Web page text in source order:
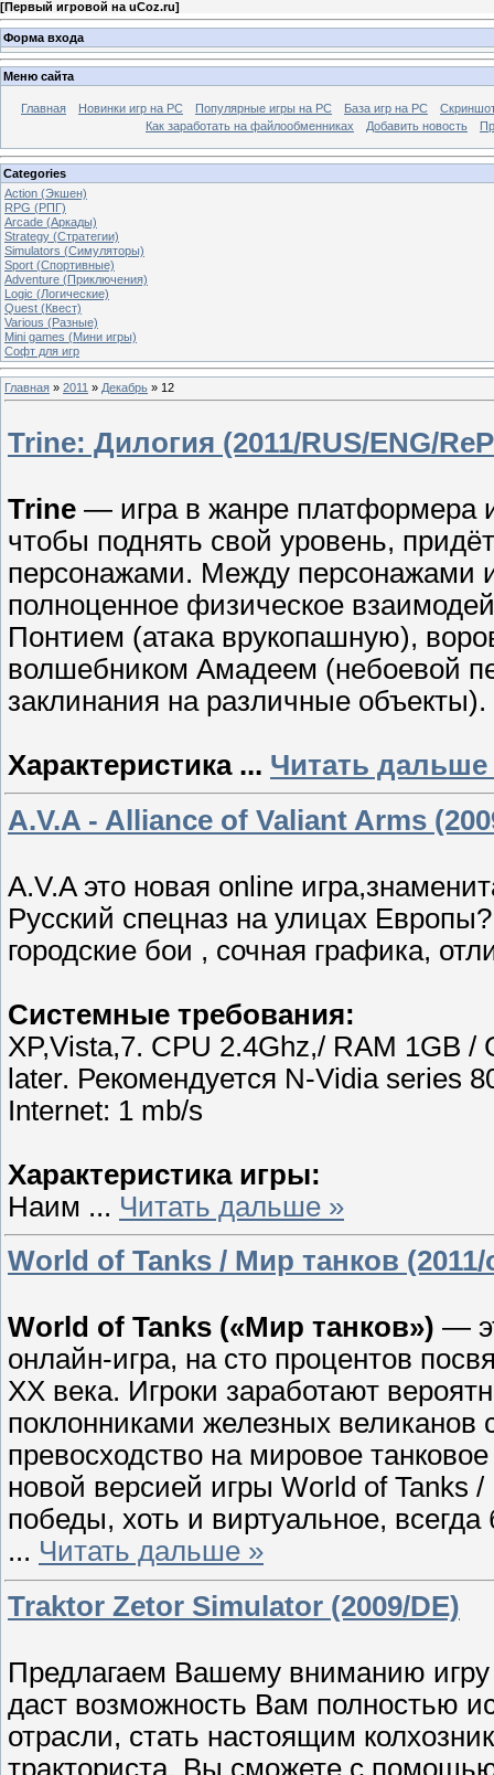
[Первый игровой на uCoz.ru]
Форма входа
Меню сайта
Главная Новинки игр на PC Популярные игры на PC База игр на РС
Как заработать на файлообменниках
Добавить новость
Categories
Action (Экшен)
RPG (РПГ)
Arcade (Аркады)
Strategy (Стратегии)
Simulators (Симуляторы)
Sport (Спортивные)
Adventure (Приключения)
Logic (Логические)
Quest (Квест)
Various (Разные)
Mini games (Мини игры)
Софт для игр
Главная » 2011 » Декабрь » 12
Trine: Дилогия (2011/RUS/ENG/
Trine — игра в жанре платформера и
чтобы поднять свой уровень,
персонажами. Между персонажами
полноценное физическое
Понтием (атака врукопашную),
волшебником Амадеем (небоевой
заклинания на различные объекты).
Характеристика ... Читать дальше
A.V.A - Alliance of Valiant Arms
A.V.A это новая online
Русский спецназ на улицах
городские бои , сочная графика,
Cистемные требования:
XP,Vista,7. CPU 2.4Ghz,/ RAM 1GB
later. Рекомендуется N-Vidia series
Internet: 1 mb/s
Характеристика игры:
Наим ... Читать дальше »
World of Tanks / Мир танков
World of Tanks («Мир танков») —
онлайн-игра, на сто процентов
ХХ века. Игроки заработают
поклонниками железных великанов
превосходство на мировое
новой версией игры World of
победы, хоть и виртуальное,
... Читать дальше »
Traktor Zetor Simulator (2009/DE)
Предлагаем Вашему вниманию
даст возможность Вам полностью
отрасли, стать настоящим
тракториста. Вы сможете с